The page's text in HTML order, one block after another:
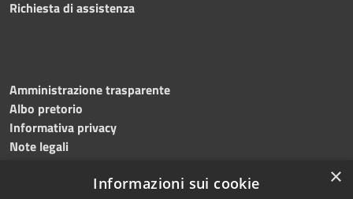
Richiesta di assistenza
Amministrazione trasparente
Albo pretorio
Informativa privacy
Note legali
Obiettivi accessibilità 2026
×
Informazioni sui cookie